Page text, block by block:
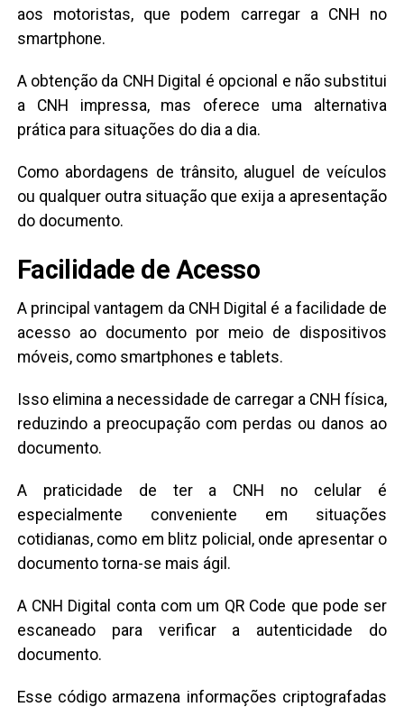
aos motoristas, que podem carregar a CNH no
smartphone.
A obtenção da CNH Digital é opcional e não substitui
a CNH impressa, mas oferece uma alternativa
prática para situações do dia a dia.
Como abordagens de trânsito, aluguel de veículos
ou qualquer outra situação que exija a apresentação
do documento.
Facilidade de Acesso
A principal vantagem da CNH Digital é a facilidade de
acesso ao documento por meio de dispositivos
móveis, como smartphones e tablets.
Isso elimina a necessidade de carregar a CNH física,
reduzindo a preocupação com perdas ou danos ao
documento.
A praticidade de ter a CNH no celular é
especialmente conveniente em situações
cotidianas, como em blitz policial, onde apresentar o
documento torna-se mais ágil.
A CNH Digital conta com um QR Code que pode ser
escaneado para verificar a autenticidade do
documento.
Esse código armazena informações criptografadas